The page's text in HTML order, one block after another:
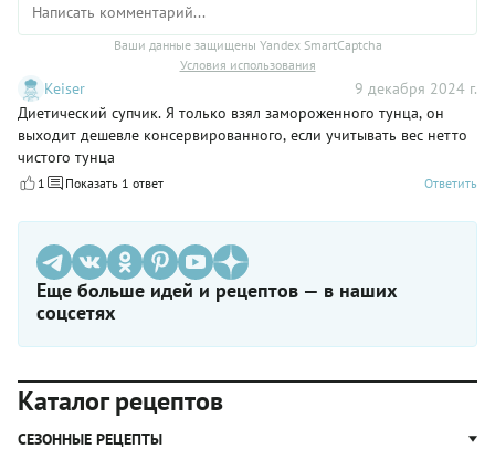
Ваши данные защищены Yandex SmartCaptcha
Условия использования
Keiser
9 декабря 2024 г.
Диетический супчик. Я только взял замороженного тунца, он
выходит дешевле консервированного, если учитывать вес нетто
чистого тунца
1 Показать 1 ответ Ответить
Еще больше идей и рецептов — в наших
соцсетях
Каталог рецептов
СЕЗОННЫЕ РЕЦЕПТЫ